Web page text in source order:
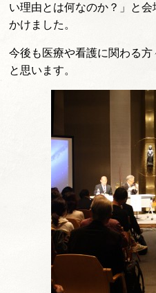
い理由とは何なのか？」と
かけました。
今後も医療や看護に関わる
と思います。